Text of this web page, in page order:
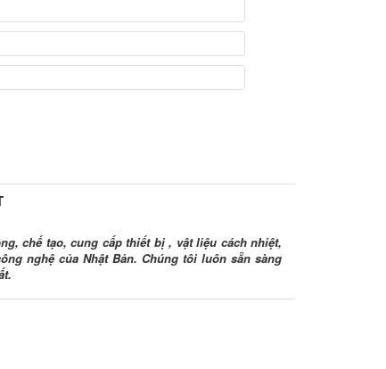
chế tạo, cung cấp thiết bị , vật liệu cách nhiệt,
nghệ của Nhật Bản. Chúng tôi luôn sẵn sàng